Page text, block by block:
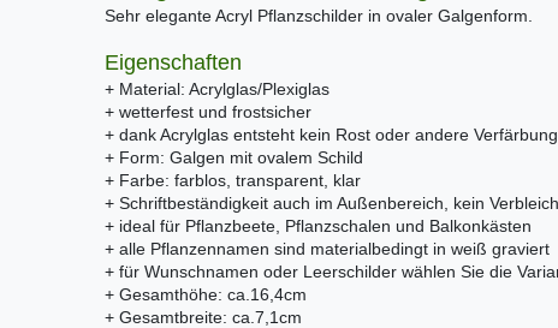
Sehr elegante Acryl Pflanzschilder in ovaler Galgenform.
Eigenschaften
+ Material: Acrylglas/Plexiglas
+ wetterfest und frostsicher
+ dank Acrylglas entsteht kein Rost oder andere
+ Form: Galgen mit ovalem Schild
+ Farbe: farblos, transparent, klar
+ Schriftbeständigkeit auch im Außenbereich, kein
+ ideal für Pflanzbeete, Pflanzschalen und Balkonkästen
+ alle Pflanzennamen sind materialbedingt in weiß graviert
+ für Wunschnamen oder Leerschilder wählen Sie die
+ Gesamthöhe: ca.16,4cm
+ Gesamtbreite: ca.7,1cm